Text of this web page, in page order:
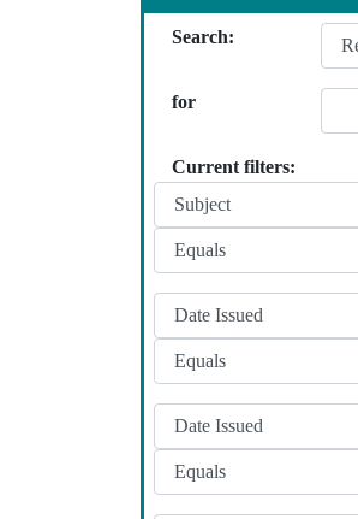
Search:
for
Current filters: